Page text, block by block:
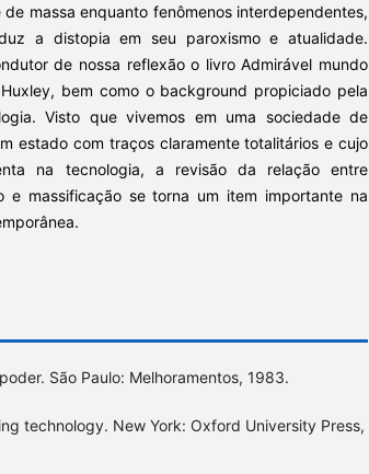
massa enquanto fenômenos interdependentes,
a distopia em seu paroxismo e atualidade.
de nossa reflexão o livro Admirável mundo
bem como o background propiciado pela
Visto que vivemos em uma sociedade de
estado com traços claramente totalitários e cujo
na tecnologia, a revisão da relação entre
e massificação se torna um item importante na
São Paulo: Melhoramentos, 1983.
technology. New York: Oxford University Press,